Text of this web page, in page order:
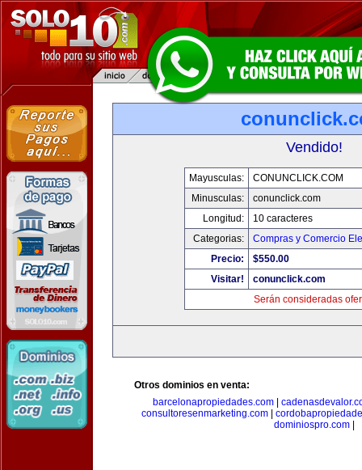
Vendido!
Mayusculas:
CONUNCLICK.COM
Minusculas:
conunclick.com
Longitud:
10 caracteres
Categorias:
Compras y Comercio
Precio:
$550.00
Visitar!
conunclick.com
Serán consideradas
Otros dominios en venta:
barcelonapropiedades.com|
consultoresenmarketing.com
dominiospro.com